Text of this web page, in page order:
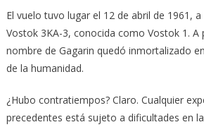
El vuelo tuvo lugar el 12 de abril de 1961,
Vostok 3KA-3, conocida como Vostok 1. A
nombre de Gagarin quedó inmortalizado
de la humanidad.
¿Hubo contratiempos? Claro. Cualquier
precedentes está sujeto a dificultades en